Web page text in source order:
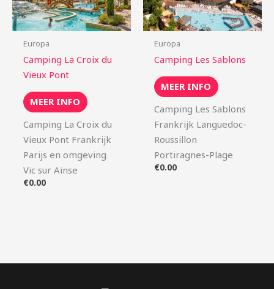
Europa
Camping La Croix du
Vieux Pont
MEER INFO
Camping La Croix du
Vieux Pont Frankrijk
Parijs en omgeving
Vic sur Ainse
€0.00
Europa
Camping Les Sablons
MEER INFO
Camping Les Sablons
Frankrijk Languedoc-
Roussillon
Portiragnes-Plage
€0.00